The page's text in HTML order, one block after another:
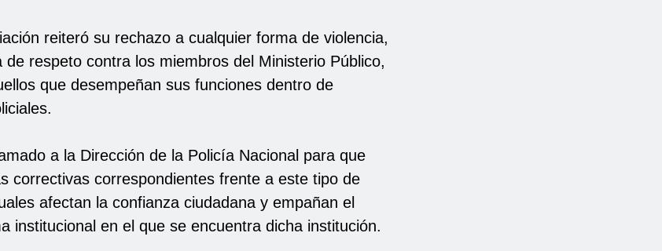
reiteró su rechazo a cualquier forma de violencia,
de respeto contra los miembros del Ministerio Público,
que desempeñan sus funciones dentro de
a la Dirección de la Policía Nacional para que
correctivas correspondientes frente a este tipo de
afectan la confianza ciudadana y empañan el
institucional en el que se encuentra dicha institución.